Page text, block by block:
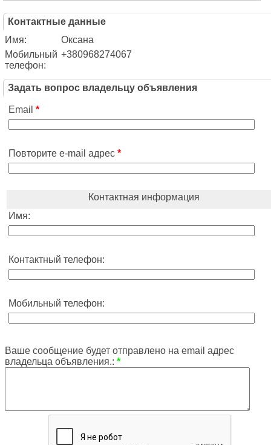
Контактные данные
Имя:
Оксана
Мобильный
телефон:
+380968274067
Задать вопрос владельцу объявления
Email *
Повторите e-mail адрес *
Контактная информация
Имя:
Контактный телефон:
Мобильный телефон:
Ваше сообщение будет отправлено на email адрес
владельца объявления.: *